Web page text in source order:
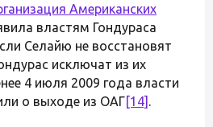
Американских
властям Гондураса
Селайю не восстановят
исключат из их
4 июля 2009 года власти
о выходе из ОАГ[14] .